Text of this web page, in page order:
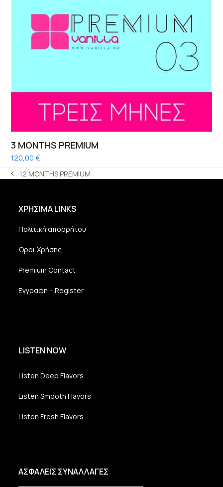
3 MONTHS PREMIUM
120,00€
previous
12 MONTHS PREMIUM
ΧΡΗΣΙΜΑ LINKS
Πολιτική απορρήτου
Όροι Χρήσης
Premium Contact
Εγγραφή – Register
LISTEN NOW
Listen Deep Flavors
Listen Smooth Flavors
Listen Fresh Flavors
ΑΣΦΑΛΕΙΣ ΣΥΝΑΛΛΑΓΕΣ